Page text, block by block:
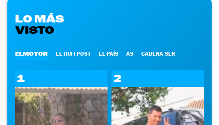
LO MÁS
VISTO
ELMOTOR EL HUFFPOST EL PAÍS AS CADENA SER
1 2